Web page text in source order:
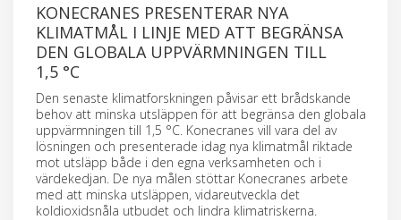
KONECRANES PRESENTERAR NYA
KLIMATMÅL I LINJE MED ATT BEGRÄNSA
DEN GLOBALA UPPVÄRMNINGEN TILL
1,5 °C
Den senaste klimatforskningen påvisar ett brådskande
behov att minska utsläppen för att begränsa den globala
uppvärmningen till 1,5 °C. Konecranes vill vara del av
lösningen och presenterade idag nya klimatmål riktade
mot utsläpp både i den egna verksamheten och i
värdekedjan. De nya målen stöttar Konecranes arbete
med att minska utsläppen, vidareutveckla det
koldioxidsnåla utbudet och lindra klimatriskerna.